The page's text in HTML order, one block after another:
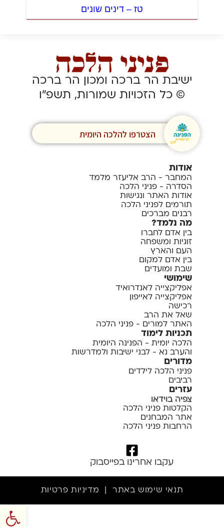
טז – דינים שונים
ישיבת הר ברכה ומכון הר ברכה
© כל הזכויות שמורות, תשפ”ו
הצטרפו להלכה היומית
אודות
המחבר - הרב אליעזר מלמד
הסדרה - פניני הלכה
אודות האתר ונגישות
תורמים לפניני הלכה
רבנים מברכים
מה נלמד?
בין אדם לחברו
זוגיות ומשפחה
העם והארץ
בין אדם למקום
שבת ומועדים
שימושי
אפליקצייה לאנדרואיד
אפליקצייה לאייפון
רכישה
שאל את הרב
האתר למורים - פניני הלכה
תכניות לימוד
הלכה יומית - הפנינה היומית
והערב נא - לבני ישיבות ולמדרשות
מדורים
פניני הלכה לילדים
רביבים
עזרים
צפיה בוידאו
הקלטות פניני הלכה
אתר המבחנים
הרחבות פניני הלכה
עקבו אחרינו בפייסבוק
תנאי שימוש באתר| מדיניות פרטיות
פתח